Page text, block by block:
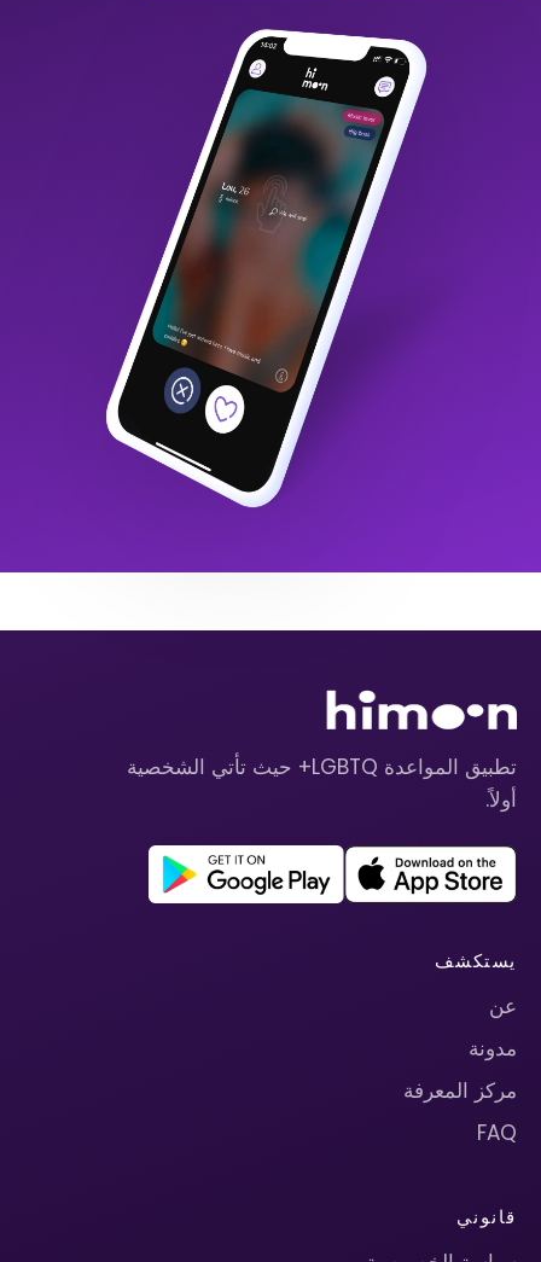
تطبيق المواعدة LGBTQ+ حيث تأتي الشخصية
أولاً.
يستكشف
عن
مدونة
مركز المعرفة
FAQ
قانوني